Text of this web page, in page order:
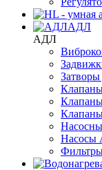
АДЛ
АДЛ